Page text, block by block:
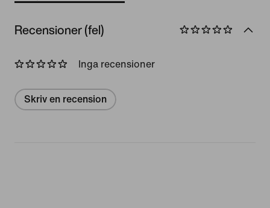
Recensioner (fel)
Inga recensioner
Skriv en recension